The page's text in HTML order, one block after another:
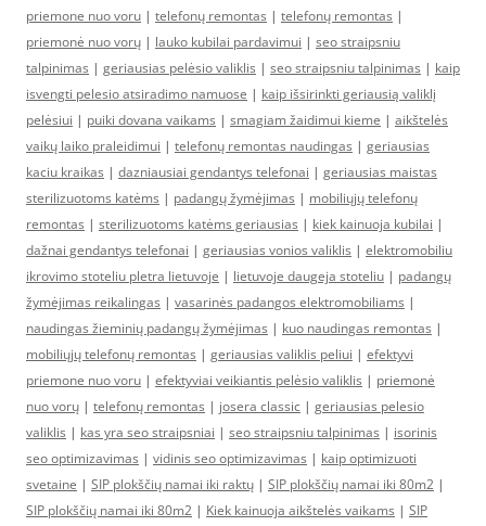
priemone nuo voru | telefonų remontas | telefonų remontas |
priemonė nuo vorų | lauko kubilai pardavimui | seo straipsniu
talpinimas | geriausias pelėsio valiklis | seo straipsniu talpinimas | kaip
isvengti pelesio atsiradimo namuose | kaip išsirinkti geriausią valiklį
pelėsiui | puiki dovana vaikams | smagiam žaidimui kieme | aikštelės
vaikų laiko praleidimui | telefonų remontas naudingas | geriausias
kaciu kraikas | dazniausiai gendantys telefonai | geriausias maistas
sterilizuotoms katėms | padangų žymėjimas | mobiliųjų telefonų
remontas | sterilizuotoms katėms geriausias | kiek kainuoja kubilai |
dažnai gendantys telefonai | geriausias vonios valiklis | elektromobiliu
ikrovimo stoteliu pletra lietuvoje | lietuvoje daugeja stoteliu | padangų
žymėjimas reikalingas | vasarinės padangos elektromobiliams |
naudingas žieminių padangų žymėjimas | kuo naudingas remontas |
mobiliųjų telefonų remontas | geriausias valiklis peliui | efektyvi
priemone nuo voru | efektyviai veikiantis pelėsio valiklis | priemonė
nuo vorų | telefonų remontas | josera classic | geriausias pelesio
valiklis | kas yra seo straipsniai | seo straipsniu talpinimas | isorinis
seo optimizavimas | vidinis seo optimizavimas | kaip optimizuoti
svetaine | SIP plokščių namai iki raktų | SIP plokščių namai iki 80m2 |
SIP plokščių namai iki 80m2 | Kiek kainuoja aikštelės vaikams | SIP